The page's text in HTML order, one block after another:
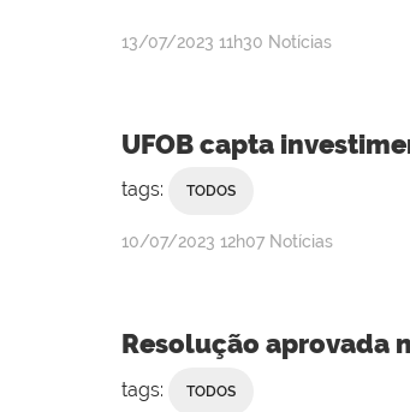
publicado
13/07/2023 11h30 Notícias
UFOB capta
tags: TODOS
publicado
10/07/2023 12h07 Notícias
Resolução aprovada
tags: TODOS